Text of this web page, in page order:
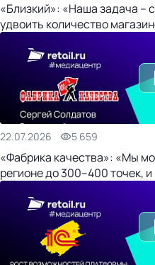
«Близкий»: «Наша задача –
удвоить количество
22.07.2026 5 659
«Фабрика качества»: «Мы
регионе до 300–400 точек,